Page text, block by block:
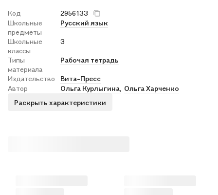
Код
2956133
Школьные
предметы
Русский язык
Школьные
классы
3
Типы
материала
Рабочая тетрадь
Издательство
Вита-Пресс
Автор
Ольга Курлыгина, Ольга Харченко
Раскрыть характеристики